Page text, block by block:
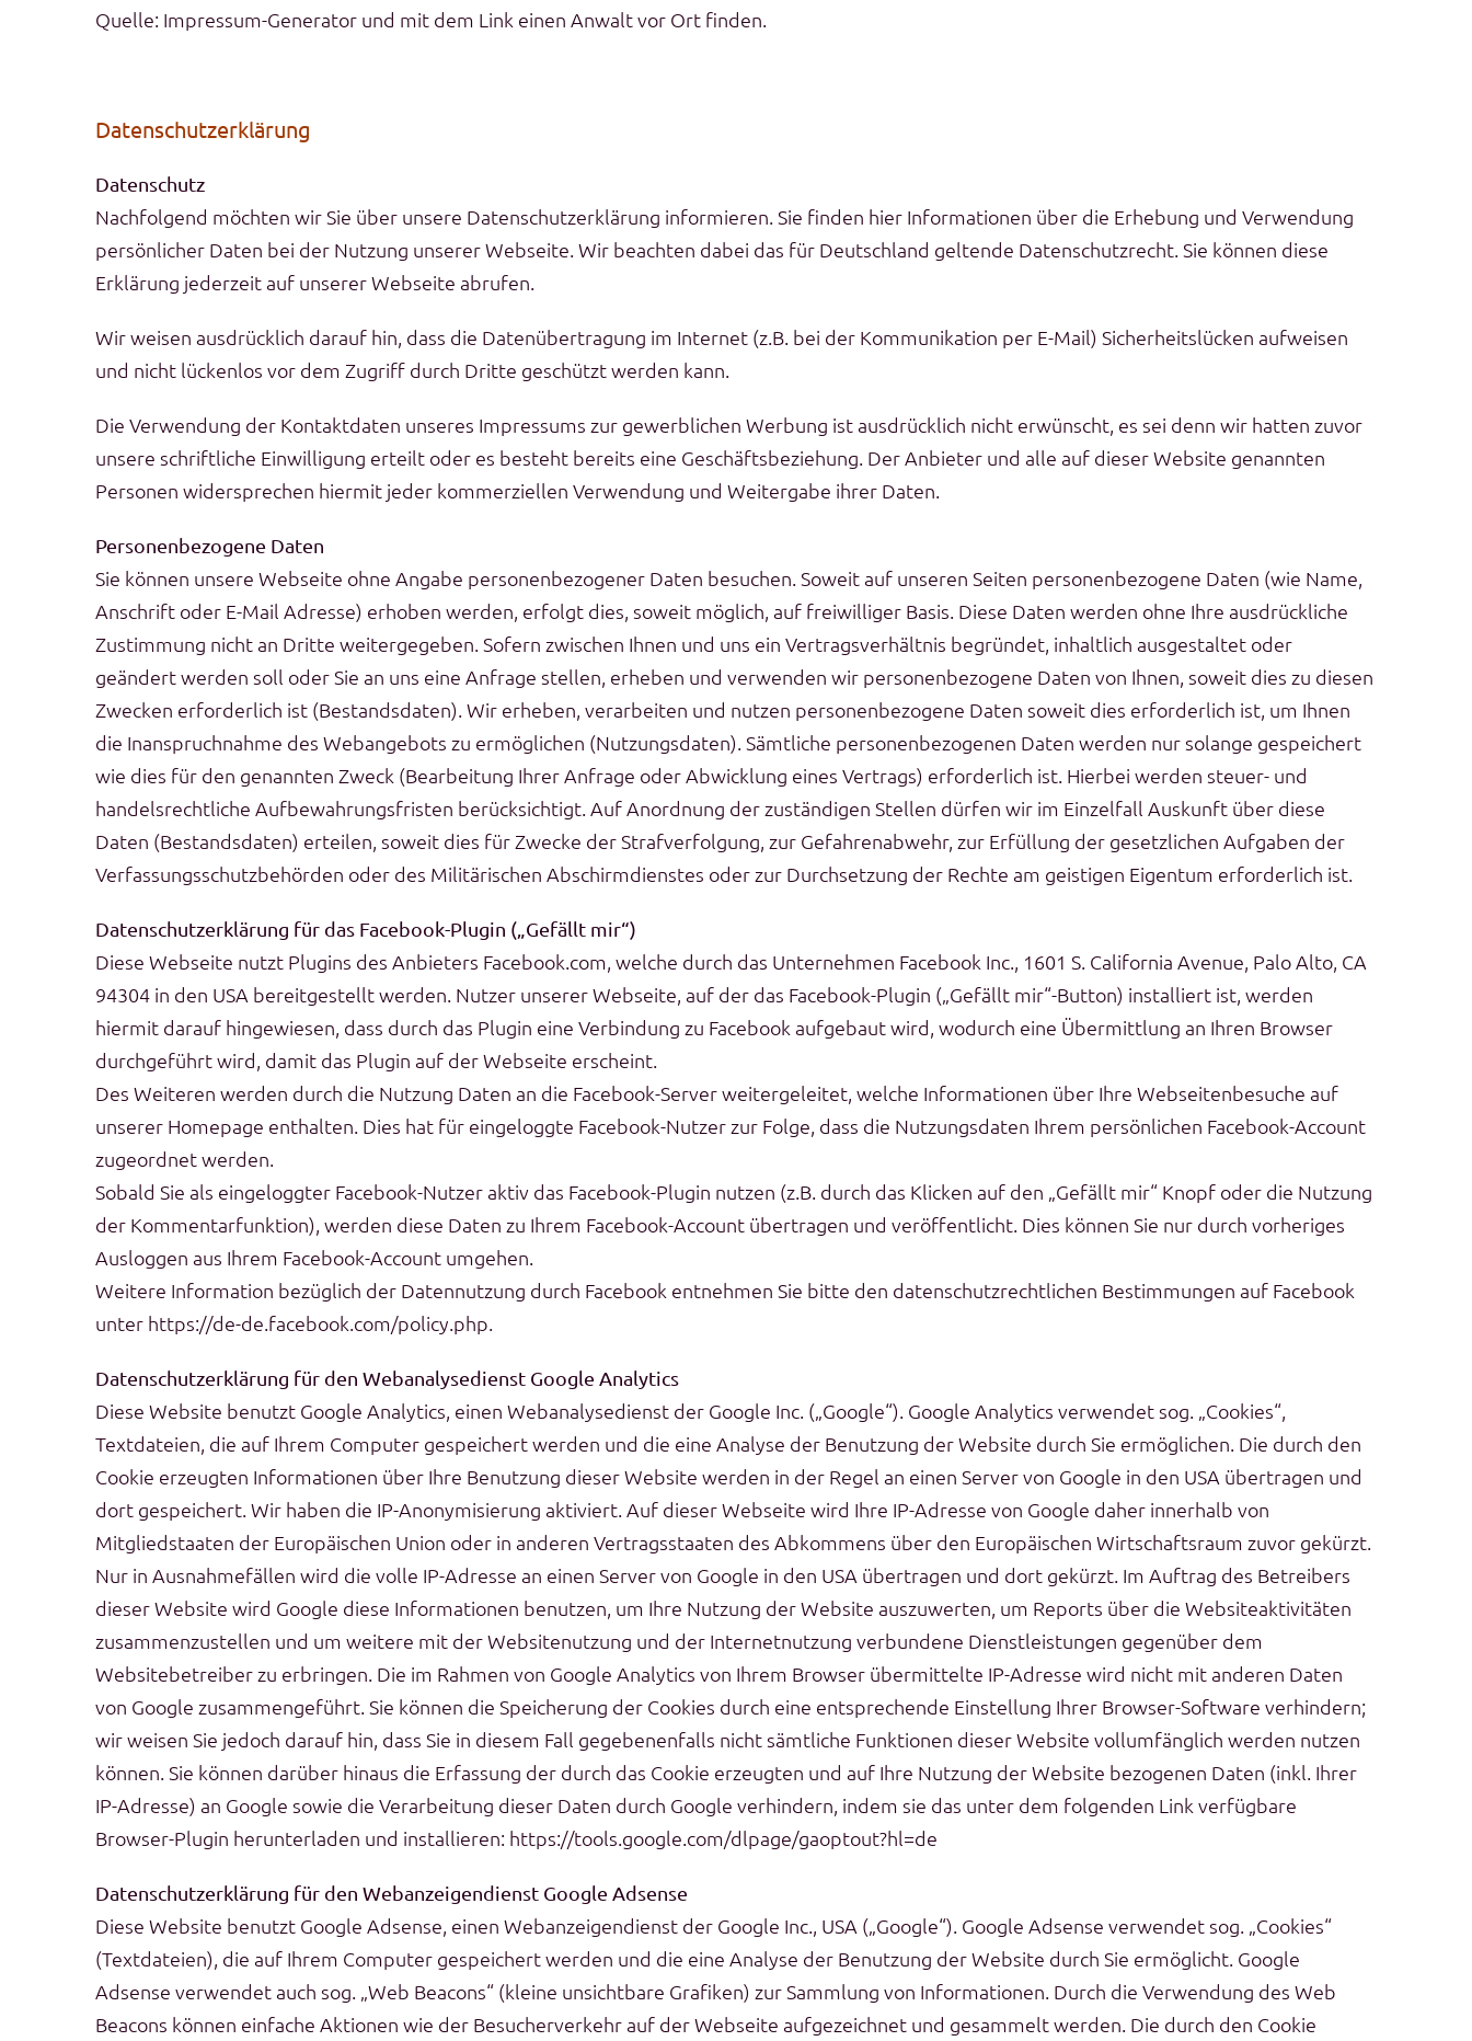
Quelle: Impressum-Generator und mit dem Link einen Anwalt vor Ort finden.
Datenschutzerklärung
Datenschutz
Nachfolgend möchten wir Sie über unsere Datenschutzerklärung informieren. Sie finden hier Informationen über die Erhebung und Verwendung
persönlicher Daten bei der Nutzung unserer Webseite. Wir beachten dabei das für Deutschland geltende Datenschutzrecht. Sie können diese
Erklärung jederzeit auf unserer Webseite abrufen.
Wir weisen ausdrücklich darauf hin, dass die Datenübertragung im Internet (z.B. bei der Kommunikation per E-Mail) Sicherheitslücken aufweisen
und nicht lückenlos vor dem Zugriff durch Dritte geschützt werden kann.
Die Verwendung der Kontaktdaten unseres Impressums zur gewerblichen Werbung ist ausdrücklich nicht erwünscht, es sei denn wir hatten zuvor
unsere schriftliche Einwilligung erteilt oder es besteht bereits eine Geschäftsbeziehung. Der Anbieter und alle auf dieser Website genannten
Personen widersprechen hiermit jeder kommerziellen Verwendung und Weitergabe ihrer Daten.
Personenbezogene Daten
Sie können unsere Webseite ohne Angabe personenbezogener Daten besuchen. Soweit auf unseren Seiten personenbezogene Daten (wie Name,
Anschrift oder E-Mail Adresse) erhoben werden, erfolgt dies, soweit möglich, auf freiwilliger Basis. Diese Daten werden ohne Ihre ausdrückliche
Zustimmung nicht an Dritte weitergegeben. Sofern zwischen Ihnen und uns ein Vertragsverhältnis begründet, inhaltlich ausgestaltet oder
geändert werden soll oder Sie an uns eine Anfrage stellen, erheben und verwenden wir personenbezogene Daten von Ihnen, soweit dies zu diesen
Zwecken erforderlich ist (Bestandsdaten). Wir erheben, verarbeiten und nutzen personenbezogene Daten soweit dies erforderlich ist, um Ihnen
die Inanspruchnahme des Webangebots zu ermöglichen (Nutzungsdaten). Sämtliche personenbezogenen Daten werden nur solange gespeichert
wie dies für den genannten Zweck (Bearbeitung Ihrer Anfrage oder Abwicklung eines Vertrags) erforderlich ist. Hierbei werden steuer- und
handelsrechtliche Aufbewahrungsfristen berücksichtigt. Auf Anordnung der zuständigen Stellen dürfen wir im Einzelfall Auskunft über diese
Daten (Bestandsdaten) erteilen, soweit dies für Zwecke der Strafverfolgung, zur Gefahrenabwehr, zur Erfüllung der gesetzlichen Aufgaben der
Verfassungsschutzbehörden oder des Militärischen Abschirmdienstes oder zur Durchsetzung der Rechte am geistigen Eigentum erforderlich ist.
Datenschutzerklärung für das Facebook-Plugin („Gefällt mir“)
Diese Webseite nutzt Plugins des Anbieters Facebook.com, welche durch das Unternehmen Facebook Inc., 1601 S. California Avenue, Palo Alto, CA
94304 in den USA bereitgestellt werden. Nutzer unserer Webseite, auf der das Facebook-Plugin („Gefällt mir“-Button) installiert ist, werden
hiermit darauf hingewiesen, dass durch das Plugin eine Verbindung zu Facebook aufgebaut wird, wodurch eine Übermittlung an Ihren Browser
durchgeführt wird, damit das Plugin auf der Webseite erscheint.
Des Weiteren werden durch die Nutzung Daten an die Facebook-Server weitergeleitet, welche Informationen über Ihre Webseitenbesuche auf
unserer Homepage enthalten. Dies hat für eingeloggte Facebook-Nutzer zur Folge, dass die Nutzungsdaten Ihrem persönlichen Facebook-Account
zugeordnet werden.
Sobald Sie als eingeloggter Facebook-Nutzer aktiv das Facebook-Plugin nutzen (z.B. durch das Klicken auf den „Gefällt mir“ Knopf oder die Nutzung
der Kommentarfunktion), werden diese Daten zu Ihrem Facebook-Account übertragen und veröffentlicht. Dies können Sie nur durch vorheriges
Ausloggen aus Ihrem Facebook-Account umgehen.
Weitere Information bezüglich der Datennutzung durch Facebook entnehmen Sie bitte den datenschutzrechtlichen Bestimmungen auf Facebook
unter https://de-de.facebook.com/policy.php.
Datenschutzerklärung für den Webanalysedienst Google Analytics
Diese Website benutzt Google Analytics, einen Webanalysedienst der Google Inc. („Google“). Google Analytics verwendet sog. „Cookies“,
Textdateien, die auf Ihrem Computer gespeichert werden und die eine Analyse der Benutzung der Website durch Sie ermöglichen. Die durch den
Cookie erzeugten Informationen über Ihre Benutzung dieser Website werden in der Regel an einen Server von Google in den USA übertragen und
dort gespeichert. Wir haben die IP-Anonymisierung aktiviert. Auf dieser Webseite wird Ihre IP-Adresse von Google daher innerhalb von
Mitgliedstaaten der Europäischen Union oder in anderen Vertragsstaaten des Abkommens über den Europäischen Wirtschaftsraum zuvor gekürzt.
Nur in Ausnahmefällen wird die volle IP-Adresse an einen Server von Google in den USA übertragen und dort gekürzt. Im Auftrag des Betreibers
dieser Website wird Google diese Informationen benutzen, um Ihre Nutzung der Website auszuwerten, um Reports über die Websiteaktivitäten
zusammenzustellen und um weitere mit der Websitenutzung und der Internetnutzung verbundene Dienstleistungen gegenüber dem
Websitebetreiber zu erbringen. Die im Rahmen von Google Analytics von Ihrem Browser übermittelte IP-Adresse wird nicht mit anderen Daten
von Google zusammengeführt. Sie können die Speicherung der Cookies durch eine entsprechende Einstellung Ihrer Browser-Software verhindern;
wir weisen Sie jedoch darauf hin, dass Sie in diesem Fall gegebenenfalls nicht sämtliche Funktionen dieser Website vollumfänglich werden nutzen
können. Sie können darüber hinaus die Erfassung der durch das Cookie erzeugten und auf Ihre Nutzung der Website bezogenen Daten (inkl. Ihrer
IP-Adresse) an Google sowie die Verarbeitung dieser Daten durch Google verhindern, indem sie das unter dem folgenden Link verfügbare
Browser-Plugin herunterladen und installieren: https://tools.google.com/dlpage/gaoptout?hl=de
Datenschutzerklärung für den Webanzeigendienst Google Adsense
Diese Website benutzt Google Adsense, einen Webanzeigendienst der Google Inc., USA („Google“). Google Adsense verwendet sog. „Cookies“
(Textdateien), die auf Ihrem Computer gespeichert werden und die eine Analyse der Benutzung der Website durch Sie ermöglicht. Google
Adsense verwendet auch sog. „Web Beacons“ (kleine unsichtbare Grafiken) zur Sammlung von Informationen. Durch die Verwendung des Web
Beacons können einfache Aktionen wie der Besucherverkehr auf der Webseite aufgezeichnet und gesammelt werden. Die durch den Cookie